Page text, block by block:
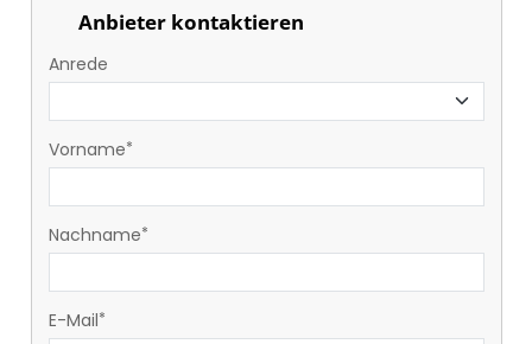
Anbieter kontaktieren
Anrede
Vorname
Nachname
E-Mail